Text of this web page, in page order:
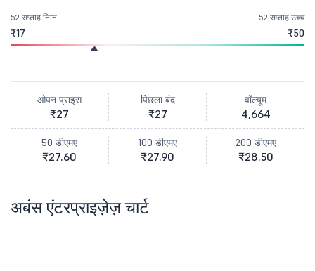
52 सप्ताह निम्न
₹17
52 सप्ताह उच्च
₹50
ओपन प्राइस
₹27
पिछला बंद
₹27
वॉल्यूम
4,664
50 डीएमए
₹27.60
100 डीएमए
₹27.90
200 डीएमए
₹28.50
अबंस एंटरप्राइज़ेज़ चार्ट